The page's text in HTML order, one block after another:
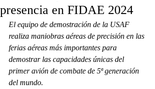
presencia en FIDAE 2024
El equipo de demostración de la USAF
realiza maniobras aéreas de precisión en las
ferias aéreas más importantes para
demostrar las capacidades únicas del
primer avión de combate de 5ª generación
del mundo.